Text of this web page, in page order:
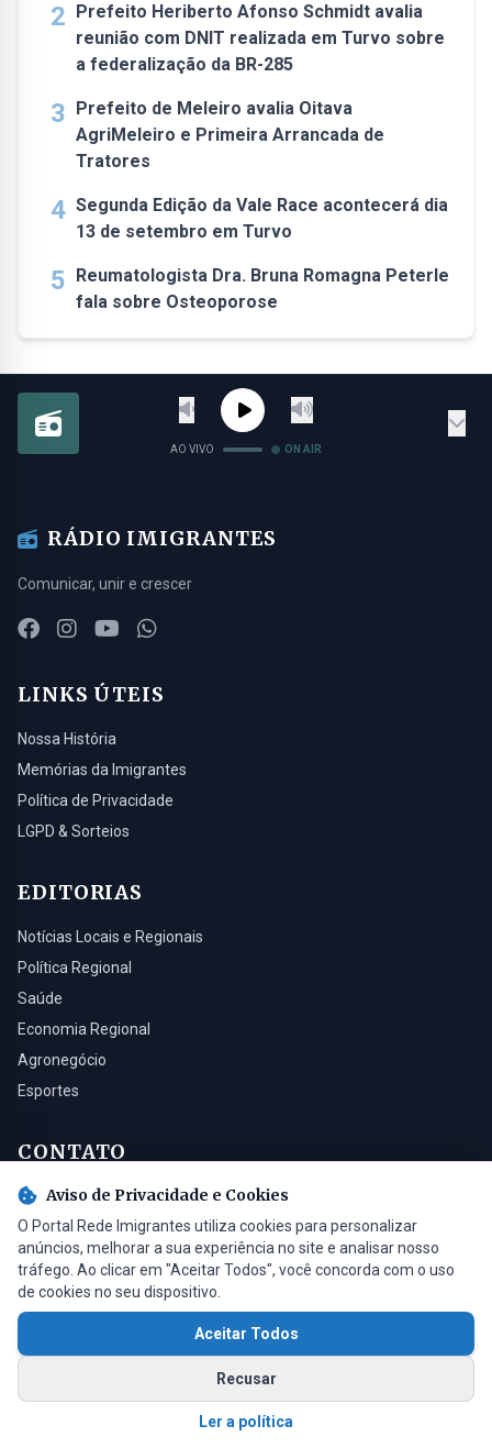
2 Prefeito Heriberto Afonso Schmidt avalia
reunião com DNIT realizada em Turvo sobre
a federalização da BR-285
3 Prefeito de Meleiro avalia Oitava
AgriMeleiro e Primeira Arrancada de
Tratores
4 Segunda Edição da Vale Race acontecerá dia
13 de setembro em Turvo
5 Reumatologista Dra. Bruna Romagna Peterle
fala sobre Osteoporose
AO VIVO ON AIR
RÁDIO IMIGRANTES
Comunicar, unir e crescer
LINKS ÚTEIS
Nossa História
Memórias da Imigrantes
Política de Privacidade
LGPD & Sorteios
EDITORIAS
Notícias Locais e Regionais
Política Regional
Saúde
Economia Regional
Agronegócio
Esportes
CONTATO
Turvo - SC, 88930-000
(48) 3525-0321
contato@radioimigrantes.com.br
porSaimon Bardini
Aviso de Privacidade e Cookies
O Portal Rede Imigrantes utiliza cookies para personalizar
anúncios, melhorar a sua experiência no site e analisar nosso
tráfego. Ao clicar em "Aceitar Todos", você concorda com o uso
de cookies no seu dispositivo.
Ler a política
Recusar
Aceitar Todos